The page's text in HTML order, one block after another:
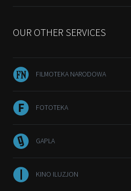
OUR OTHER SERVICES
FILMOTEKA NARODOWA
FOTOTEKA
GAPLA
KINO ILUZJON